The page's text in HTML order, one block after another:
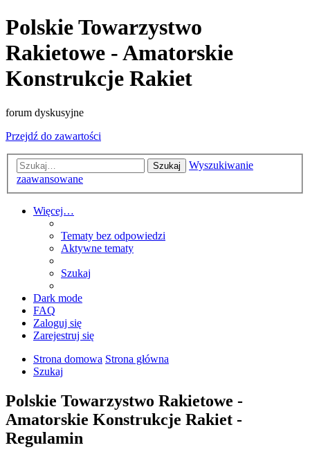
Polskie Towarzystwo
Rakietowe - Amatorskie
Konstrukcje Rakiet
forum dyskusyjne
Przejdź do zawartości
Szukaj
Wyszukiwanie
zaawansowane
Więcej…
Tematy bez odpowiedzi
Aktywne tematy
Szukaj
Dark mode
FAQ
Zaloguj się
Zarejestruj się
Strona domowa Strona główna
Szukaj
Polskie Towarzystwo Rakietowe -
Amatorskie Konstrukcje Rakiet -
Regulamin